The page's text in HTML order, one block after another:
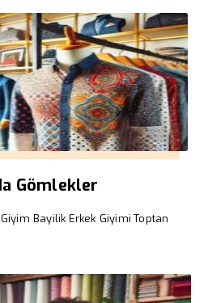
Gömlekler
Bayilik Erkek Giyimi Toptan